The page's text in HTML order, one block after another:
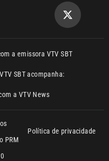
a emissora VTV SBT
SBT acompanha:
a VTV News
PRM
Política de privacidade